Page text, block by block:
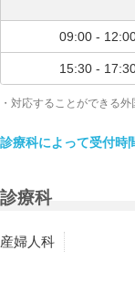
09:00 -
15:30 -
・対応することができる
診療科によって受付時
診療科
産婦人科